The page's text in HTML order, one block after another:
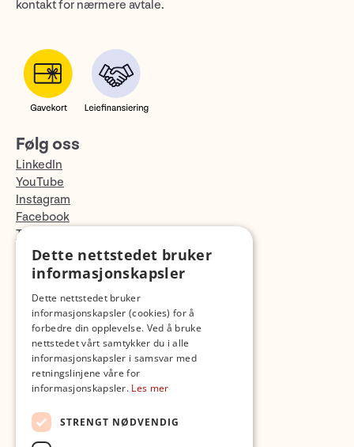
kontakt for nærmere avtale.
Følg oss
LinkedIn
YouTube
Instagram
Facebook
TikTok
Fotopodden
Dette nettstedet bruker
informasjonskapsler
Dette nettstedet bruker
informasjonskapsler (cookies) for å
forbedre din opplevelse. Ved å bruke
nettstedet vårt samtykker du i alle
informasjonskapsler i samsvar med
retningslinjene våre for
informasjonskapsler. Les mer
STRENGT NØDVENDIG